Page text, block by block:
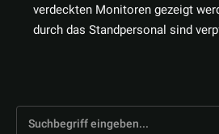
verdeckten Monitoren gezeigt
durch das Standpersonal sind
Suchbegriff eingeben...